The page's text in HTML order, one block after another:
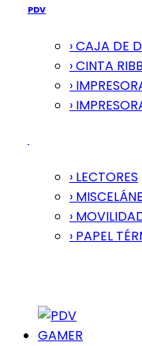
PDV
› CAJA DE
› CINTA
›
›
› LECTORES
›
›
› PAPEL
GAMER